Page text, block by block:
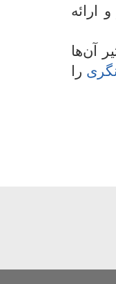
ارائه
آن‌ها
را